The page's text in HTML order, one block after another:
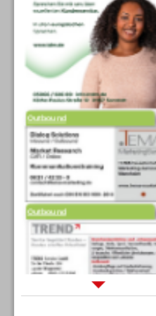
Outbound
Sprachdialogsysteme u. Ki/